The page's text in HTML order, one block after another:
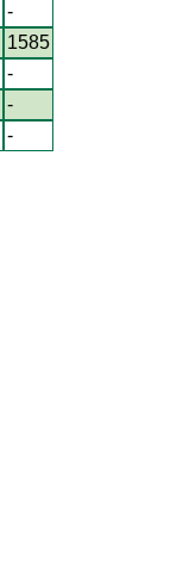
-
1585
-
-
-